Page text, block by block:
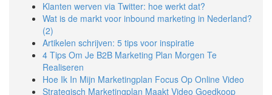
Klanten werven via Twitter: hoe werkt dat?
Wat is de markt voor inbound marketing in Nederland?
(2)
Artikelen schrijven: 5 tips voor inspiratie
4 Tips Om Je B2B Marketing Plan Morgen Te
Realiseren
Hoe Ik In Mijn Marketingplan Focus Op Online Video
Strategisch Marketingplan Maakt Video Goedkoop